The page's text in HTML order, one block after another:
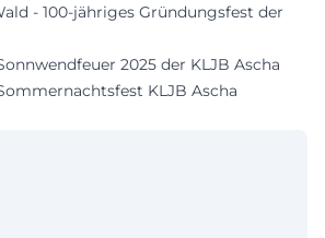
- 100-jähriges Gründungsfest der
2025 der KLJB Ascha
KLJB Ascha